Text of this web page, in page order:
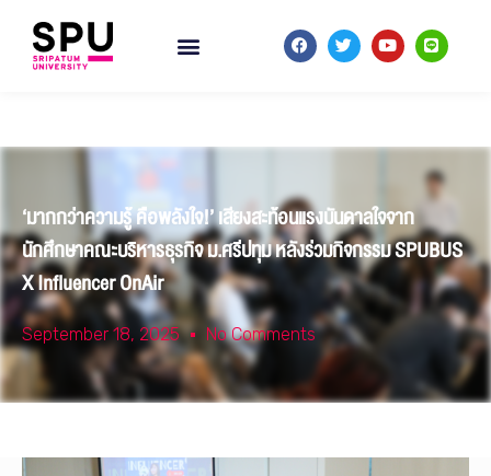
‘มากกว่าความรู้ คือพลังใจ!’ เสียงสะท้อนแรงบันดาลใจจาก
นักศึกษาคณะบริหารธุรกิจ ม.ศรีปทุม หลังร่วมกิจกรรม SPUBUS
X Influencer OnAir
September 18, 2025 No Comments